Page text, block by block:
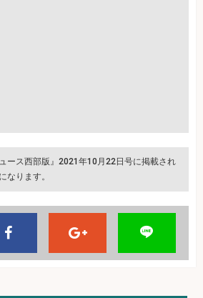
ース西部版』2021年10月22日号に掲載され
なります。